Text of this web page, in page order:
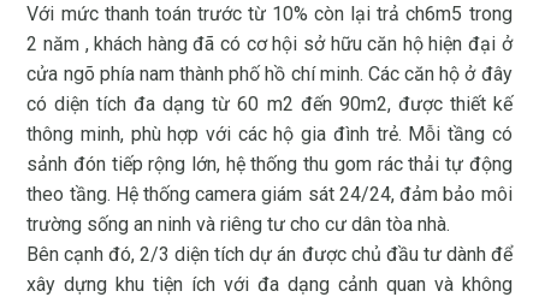
Với mức thanh toán trước từ 10% còn lại trả ch6m5 trong
2 năm , khách hàng đã có cơ hội sở hữu căn hộ hiện đại ở
cửa ngõ phía nam thành phố hồ chí minh. Các căn hộ ở đây
có diện tích đa dạng từ 60 m2 đến 90m2, được thiết kế
thông minh, phù hợp với các hộ gia đình trẻ. Mỗi tầng có
sảnh đón tiếp rộng lớn, hệ thống thu gom rác thải tự động
theo tầng. Hệ thống camera giám sát 24/24, đảm bảo môi
trường sống an ninh và riêng tư cho cư dân tòa nhà.
Bên cạnh đó, 2/3 diện tích dự án được chủ đầu tư dành để
xây dựng khu tiện ích với đa dạng cảnh quan và không